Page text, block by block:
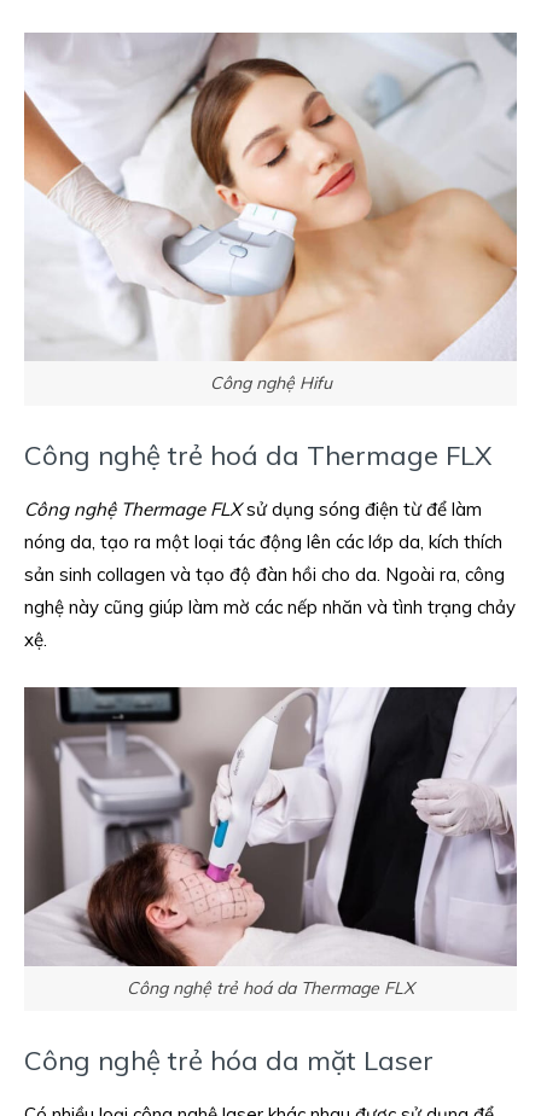
Công nghệ Hifu
Công nghệ trẻ hoá da Thermage FLX
Công nghệ Thermage FLXsử dụng sóng điện từ để làm
nóng da, tạo ra một loại tác động lên các lớp da, kích thích
sản sinh collagen và tạo độ đàn hồi cho da. Ngoài ra, công
nghệ này cũng giúp làm mờ các nếp nhăn và tình trạng chảy
xệ.
Công nghệ trẻ hoá da Thermage FLX
Công nghệ trẻ hóa da mặt Laser